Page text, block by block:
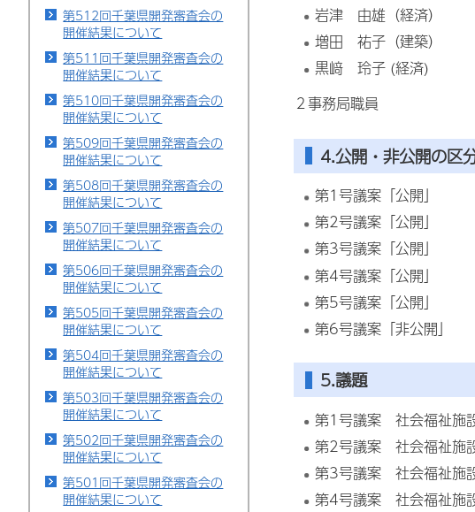
第512回千葉県開発審査会の
開催結果について
第511回千葉県開発審査会の
開催結果について
第510回千葉県開発審査会の
開催結果について
第509回千葉県開発審査会の
開催結果について
第508回千葉県開発審査会の
開催結果について
第507回千葉県開発審査会の
開催結果について
第506回千葉県開発審査会の
開催結果について
第505回千葉県開発審査会の
開催結果について
第504回千葉県開発審査会の
開催結果について
第503回千葉県開発審査会の
開催結果について
第502回千葉県開発審査会の
開催結果について
第501回千葉県開発審査会の
開催結果について
岩津 由雄（経済）
増田 祐子（建築）
黒﨑 玲子 (経済)
２事務局職員
4.公開・非公開の区
第1号議案「公開」
第2号議案「公開」
第3号議案「公開」
第4号議案「公開」
第5号議案「公開」
第6号議案「非公開」
5.議題
第1号議案 社会福祉施
第2号議案 社会福祉施
第3号議案 社会福祉施
第4号議案 社会福祉施